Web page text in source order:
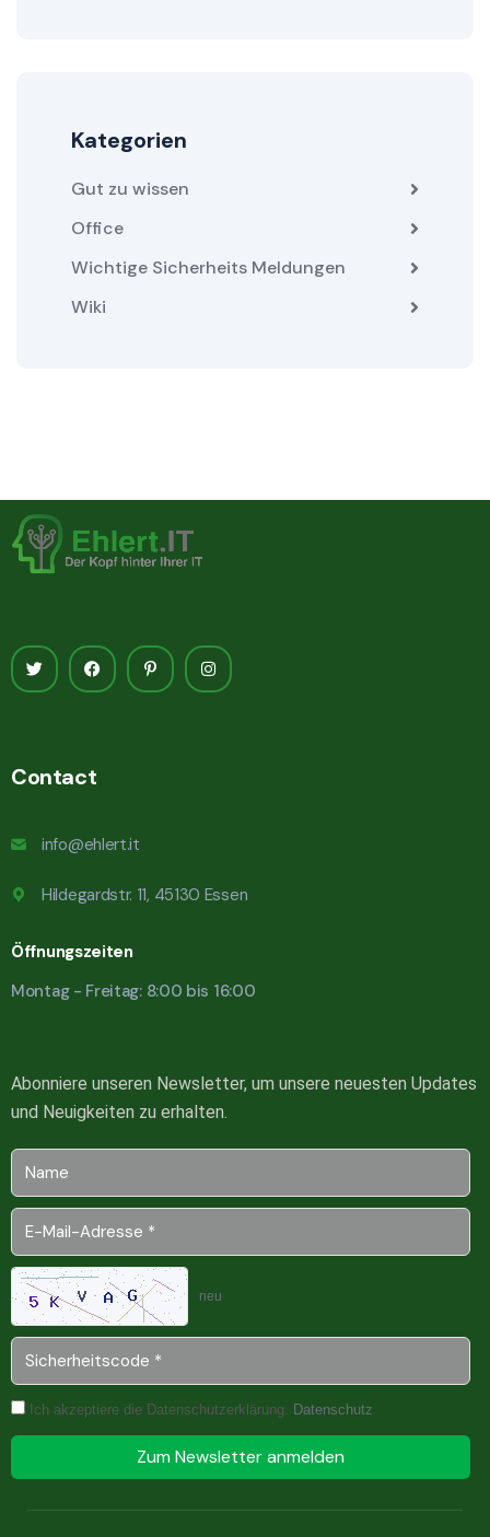
Kategorien
Gut zu wissen
Office
Wichtige Sicherheits Meldungen
Wiki
Contact
info@ehlert.it
Hildegardstr. 11, 45130 Essen
Öffnungszeiten
Montag - Freitag: 8:00 bis 16:00
Abonniere unseren Newsletter, um unsere neuesten Updates
und Neuigkeiten zu erhalten.
neu
Ich akzeptiere die Datenschutzerklärung. Datenschutz
Zum Newsletter anmelden